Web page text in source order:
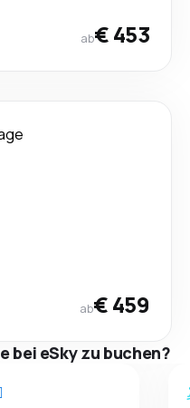
ab€ 453
ab€ 459
bei eSky zu buchen?